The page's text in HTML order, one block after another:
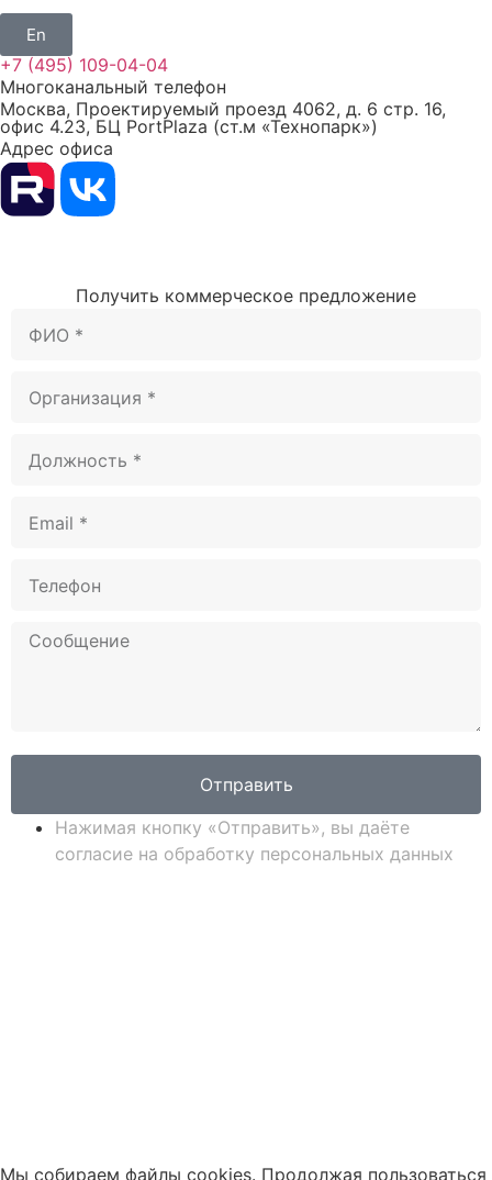
En
+7 (495) 109-04-04
Многоканальный телефон
Москва, Проектируемый проезд 4062, д. 6 стр. 16,
офис 4.23, БЦ PortPlaza (ст.м «Технопарк»)
Адрес офиса
Получить коммерческое предложение
Отправить
Нажимая кнопку «Отправить», вы даёте
согласие на обработку персональных данных
Мы собираем файлы cookies. Продолжая пользоваться